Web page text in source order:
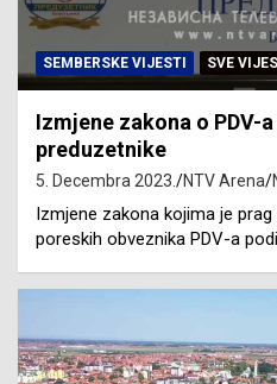
SEMBERSKE VIJESTI SVE
Izmjene zakona o PDV-
preduzetnike
5. Decembra 2023. NTV Arena
Izmjene zakona kojima je
poreskih obveznika PDV-a